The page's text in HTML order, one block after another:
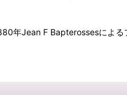
年Jean F Bapterossesによる